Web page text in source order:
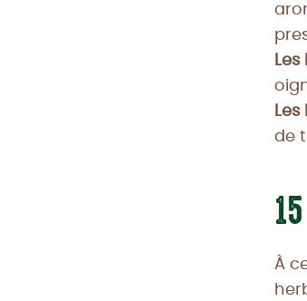
de
À